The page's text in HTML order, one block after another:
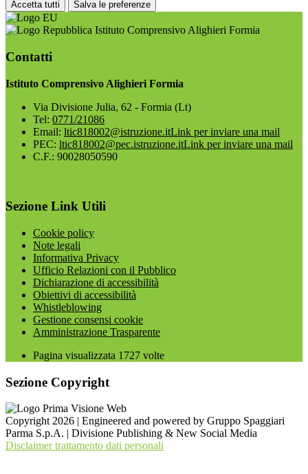
Accetta tutti Salva le preferenze
Istituto Comprensivo Alighieri Formia
Contatti
Istituto Comprensivo Alighieri Formia
Via Divisione Julia, 62 - Formia (Lt)
Tel: 0771/21086
Email: ltic818002@istruzione.itLink per inviare una mail
PEC: ltic818002@pec.istruzione.itLink per inviare una mail
C.F.: 90028050590
Sezione Link Utili
Cookie policy
Note legali
Informativa Privacy
Ufficio Relazioni con il Pubblico
Dichiarazione di accessibilità
Obiettivi di accessibilità
Whistleblowing
Gestione consensi cookie
Amministrazione Trasparente
Pagina visualizzata 1727 volte
Sezione Copyright
Copyright 2026 | Engineered and powered by Gruppo Spaggiari
Parma S.p.A. | Divisione Publishing & New Social Media
Disclaimer trattamento dati personali